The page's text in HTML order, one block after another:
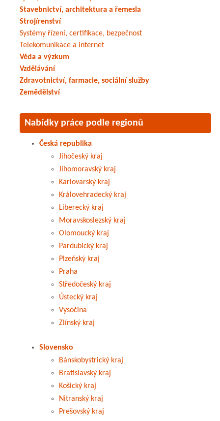
Stavebnictví, architektura a řemesla
Strojírenství
Systémy řízení, certifikace, bezpečnost
Telekomunikace a internet
Věda a výzkum
Vzdělávání
Zdravotnictví, farmacie, sociální služby
Zemědělství
Nabídky práce podle regionů
Česká republika
Jihočeský kraj
Jihomoravský kraj
Karlovarský kraj
Královehradecký kraj
Liberecký kraj
Moravskoslezský kraj
Olomoucký kraj
Pardubický kraj
Plzeňský kraj
Praha
Středočeský kraj
Ústecký kraj
Vysočina
Zlínský kraj
Slovensko
Bánskobystrický kraj
Bratislavský kraj
Košický kraj
Nitranský kraj
Prešovský kraj